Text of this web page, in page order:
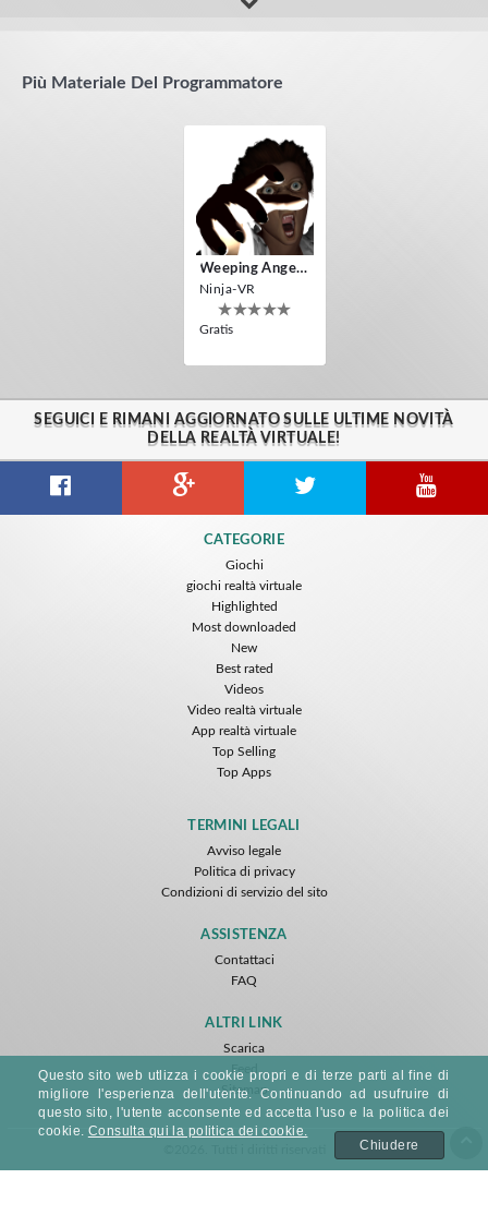
Più Materiale Del Programmatore
Weeping Angels VR
Ninja-VR
Gratis
SEGUICI E RIMANI AGGIORNATO SULLE ULTIME NOVITÀ
DELLA REALTÀ VIRTUALE!
CATEGORIE
Giochi
giochi realtà virtuale
Highlighted
Most downloaded
New
Best rated
Videos
Video realtà virtuale
App realtà virtuale
Top Selling
Top Apps
TERMINI LEGALI
Avviso legale
Politica di privacy
Condizioni di servizio del sito
ASSISTENZA
Contattaci
FAQ
ALTRI LINK
Scarica
Feed
Sitemap
Questo sito web utlizza i cookie propri e di terze parti al fine di
migliore l'esperienza dell'utente. Continuando ad usufruire di
questo sito, l'utente acconsente ed accetta l'uso e la politica dei
cookie. Consulta qui la politica dei cookie.
Chiudere